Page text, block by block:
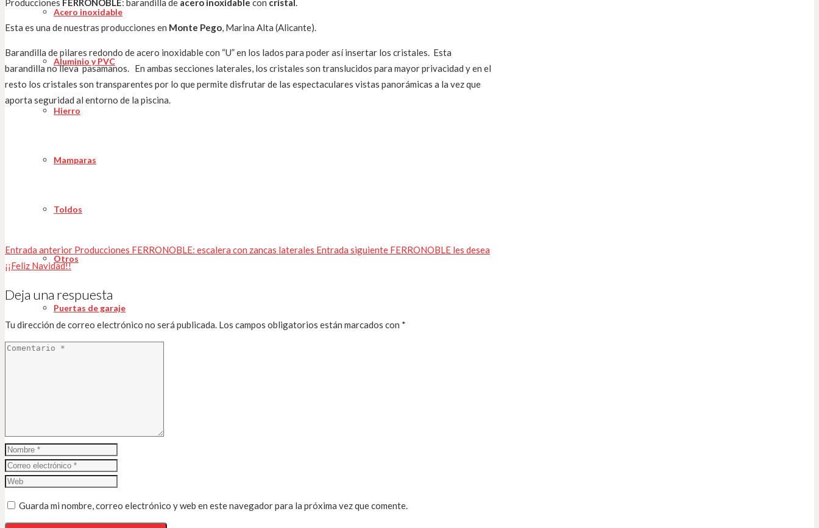
Acero inoxidable
Aluminio y PVC
Hierro
Mamparas
Toldos
Otros
Puertas de garaje
Producciones FERRONOBLE: barandilla de acero inoxidable con cristal.
Esta es una de nuestras producciones en Monte Pego, Marina Alta (Alicante).
Barandilla de pilares redondo de acero inoxidable con “U” en los lados para poder así insertar los cristales. Esta
barandilla no lleva pasamanos. En ambas secciones laterales, los cristales son translucidos para mayor privacidad y en el
resto los cristales son transparentes por lo que permite disfrutar de las espectaculares vistas panorámicas a la vez que
aporta seguridad al entorno de la piscina.
Entrada anterior Producciones FERRONOBLE: escalera con zancas laterales Entrada siguiente FERRONOBLE les desea
¡¡Feliz Navidad!!
Deja una respuesta
Tu dirección de correo electrónico no será publicada. Los campos obligatorios están marcados con *
Guarda mi nombre, correo electrónico y web en este navegador para la próxima vez que comente.